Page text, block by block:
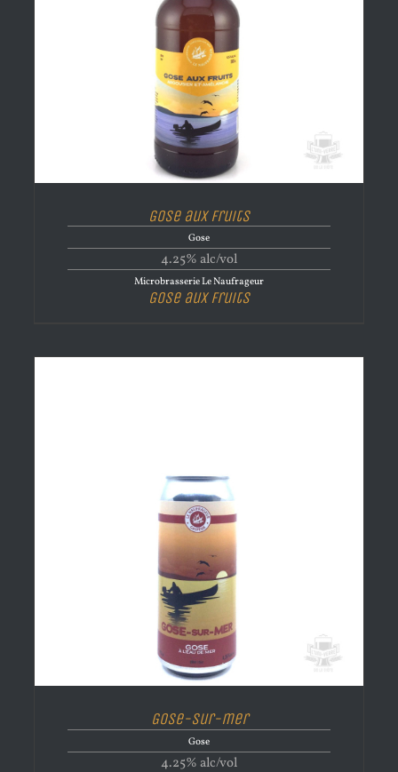
Gose aux fruits
Gose
4.25% alc/vol
Microbrasserie Le Naufrageur
Gose aux fruits
Gose-sur-mer
Gose
4.25% alc/vol